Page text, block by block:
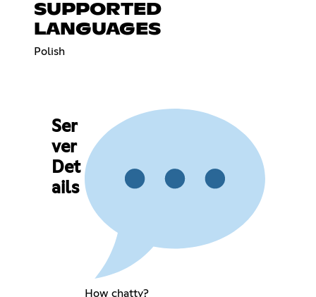
SUPPORTED
LANGUAGES
Polish
Ser
ver
Det
ails
How chatty?